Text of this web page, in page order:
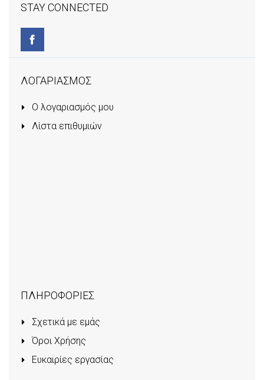
STAY CONNECTED
ΛΟΓΑΡΙΑΣΜΟΣ
Ο λογαριασμός μου
Λίστα επιθυμιών
ΠΛΗΡΟΦΟΡΙΕΣ
Σχετικά με εμάς
Όροι Χρήσης
Ευκαιρίες εργασίας